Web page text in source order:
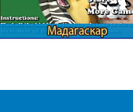
Мадагаскар